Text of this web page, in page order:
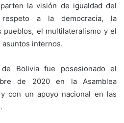
la visión de igualdad del
a la democracia, la
pueblos, el multilateralismo y el
asuntos internos.
Bolivia fue posesionado el
de 2020 en la Asamblea
con un apoyo nacional en las